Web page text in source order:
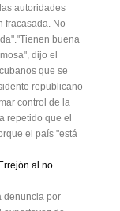
autoridades
fracasada. No
buena
dijo el
que se
republicano
control de la
repetido que el
el país "está
al no
denuncia por